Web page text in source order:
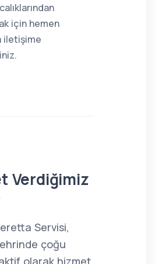
için hemen
iletişime
Verdiğimiz
Servisi,
çoğu
olarak hizmet